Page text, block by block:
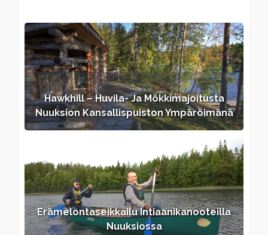
Hawkhill – Huvila- Ja Mökkimajoitusta
Nuuksion Kansallispuiston Ympäröimänä
Erämelontaseikkailu Intiaanikanooteilla
Nuuksiossa